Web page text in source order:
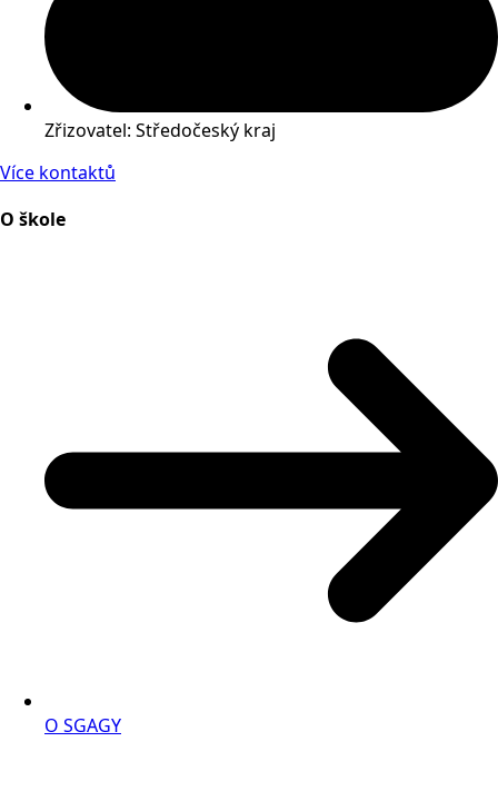
Zřizovatel: Středočeský kraj
Více kontaktů
O škole
O SGAGY